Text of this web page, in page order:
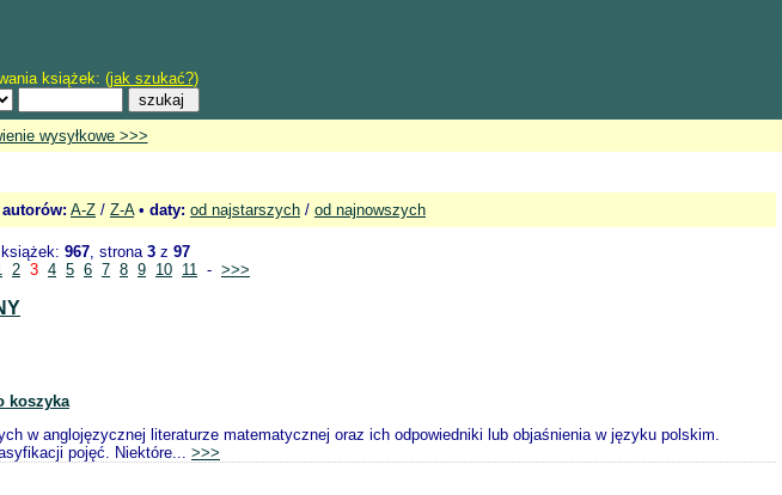
książek: (jak szukać?)
wysyłkowe >>>
autorów: A-Z / Z-A• daty: od najstarszych / od najnowszych
książek: 967, strona 3 z 97
2 3 4 5 6 7 8 9 10 11 - >>>
koszyka
w anglojęzycznej literaturze matematycznej oraz ich odpowiedniki lub objaśnienia w języku polskim.
pojęć. Niektóre... >>>